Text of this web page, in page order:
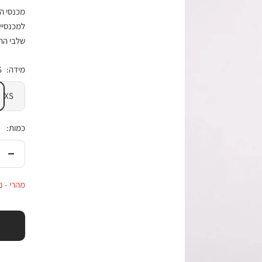
מכנסי
שלבי
מידה:
XS
כמות:
מהרי -